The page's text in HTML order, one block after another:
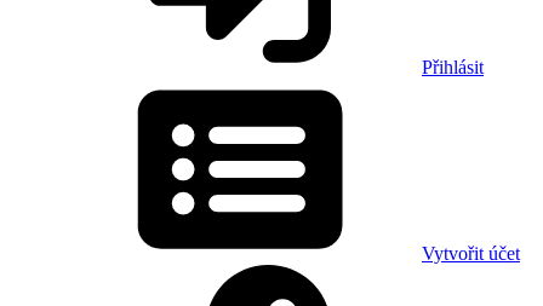
Přihlásit
Vytvořit účet